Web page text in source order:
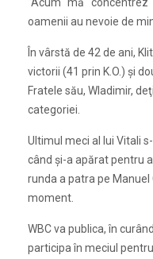
oamenii au nevoie de
În vârstă de 42 de ani,
victorii (41 prin K.O.) şi
Fratele său, Wladimir,
categoriei.
Ultimul meci al lui Vitali
când şi-a apărat pentru
runda a patra pe Manuel
moment.
WBC va publica, în
participa în meciul